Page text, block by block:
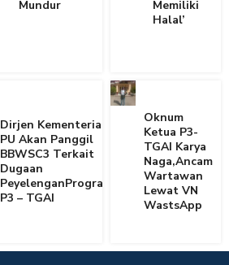
Mundur
Memiliki
Halal’
Dirjen Kementerian
PU Akan Panggil
BBWSC3 Terkait
Dugaan
PeyelenganProgram
P3 – TGAI
Oknum
Ketua P3-
TGAI Karya
Naga,Ancam
Wartawan
Lewat VN
WastsApp